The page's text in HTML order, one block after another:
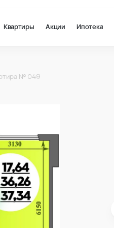
Квартиры Акции Ипотека
№ 049